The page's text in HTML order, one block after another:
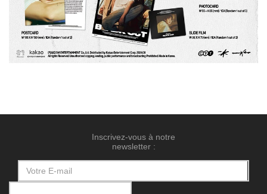
Inscrivez-vous à notre
newsletter :